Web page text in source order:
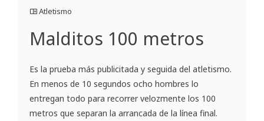
Atletismo
Malditos 100 metros
Es la prueba más publicitada y seguida del atletismo.
En menos de 10 segundos ocho hombres lo
entregan todo para recorrer velozmente los 100
metros que separan la arrancada de la línea final.